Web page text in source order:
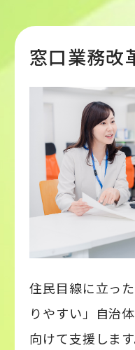
窓口業務改
住民目線に立っ
りやすい」自治
向けて支援します